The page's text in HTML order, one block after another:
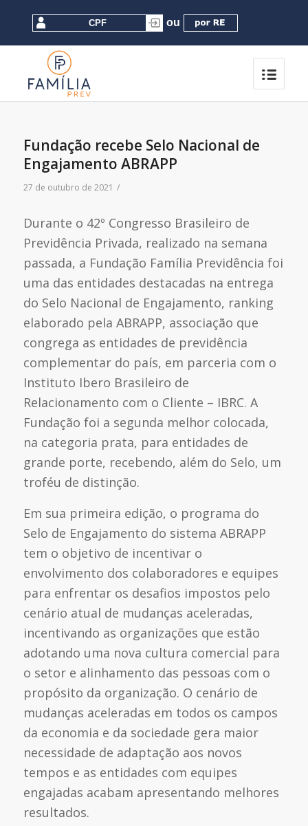
Fundação recebe Selo Nacional de
Engajamento ABRAPP
27 de outubro de 2021 /
Durante o 42º Congresso Brasileiro de
Previdência Privada, realizado na semana
passada, a Fundação Família Previdência foi
uma das entidades destacadas na entrega
do Selo Nacional de Engajamento, ranking
elaborado pela ABRAPP, associação que
congrega as entidades de previdência
complementar do país, em parceria com o
Instituto Ibero Brasileiro de
Relacionamento com o Cliente – IBRC. A
Fundação foi a segunda melhor colocada,
na categoria prata, para entidades de
grande porte, recebendo, além do Selo, um
troféu de distinção.
Em sua primeira edição, o programa do
Selo de Engajamento do sistema ABRAPP
tem o objetivo de incentivar o
envolvimento dos colaboradores e equipes
para enfrentar os desafios impostos pelo
cenário atual de mudanças aceleradas,
incentivando as organizações que estão
adotando uma nova cultura comercial para
o setor e alinhamento das pessoas com o
propósito da organização. O cenário de
mudanças aceleradas em todos os campos
da economia e da sociedade gera maior
necessidade de adaptação aos novos
tempos e as entidades com equipes
engajadas acabam apresentando melhores
resultados.